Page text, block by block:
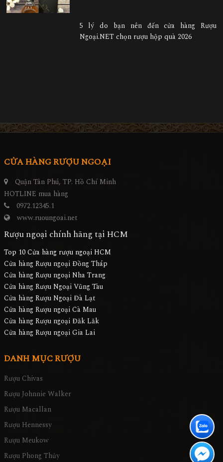
5 lý do bạn nên đến cửa hàng Rượu
Ngoại.NET chọn rượu hộp quà 2026
CỬA HÀNG RƯỢU NGOẠI
Quận Tân Phú, TP. Hồ Chí Minh
HOTLINE mua hàng
0972.12345.1
www.ruoungoai.net
Rượu ngoại chính hãng tại HCM
Top 10 Cửa hàng rượu ngoại HCM
Cửa hàng Rượu ngoại Đồng Tháp
Cửa hàng Rượu ngoại Nha Trang
Cửa hàng Rượu Ngoại Vũng Tàu
Cửa hàng Rượu Ngoại Đà Lạt
Cửa hàng Rượu ngoại Cà Mau
Cửa hàng Rượu ngoại Đăk Lăk
Cửa hàng Rượu ngoại Gia Lai
DANH MỤC RƯỢU
Rượu Chivas
Rượu Johnnie Walker
Rượu Macallan
Rượu Hennessy
Rượu Meukow
Rượu Phong Thủy